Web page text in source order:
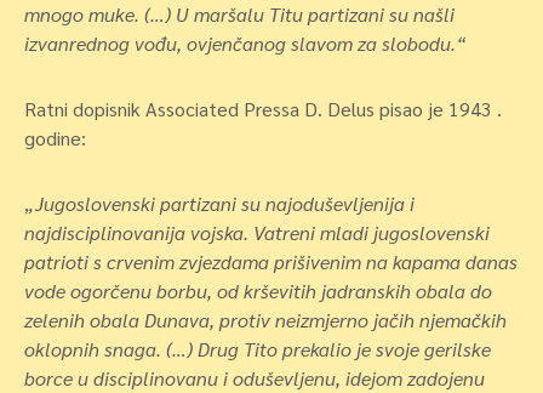
mnogo muke. (…) U maršalu Titu partizani su našli
izvanrednog vođu, ovjenčanog slavom za slobodu.“
Ratni dopisnik Associated Pressa D. Delus pisao je 1943 .
godine:
„Jugoslovenski partizani su najoduševljenija i
najdisciplinovanija vojska. Vatreni mladi jugoslovenski
patrioti s crvenim zvjezdama prišivenim na kapama danas
vode ogorčenu borbu, od krševitih jadranskih obala do
zelenih obala Dunava, protiv neizmjerno jačih njemačkih
oklopnih snaga. (…) Drug Tito prekalio je svoje gerilske
borce u disciplinovanu i oduševljenu, idejom zadojenu